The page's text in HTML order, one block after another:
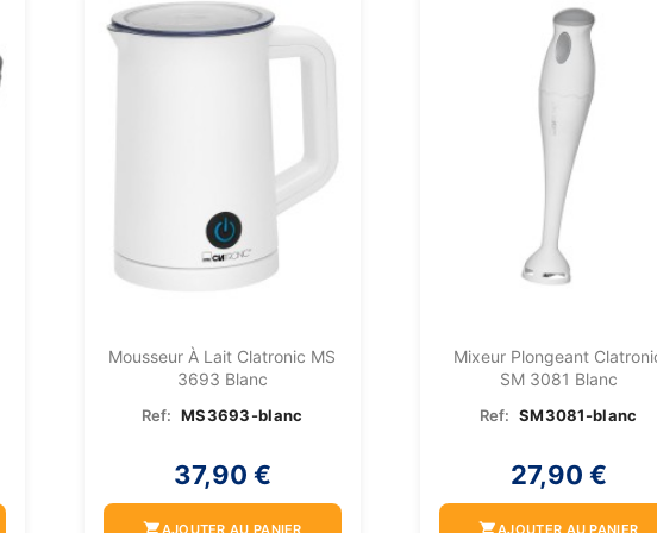
Mousseur À Lait Clatronic MS
3693 Blanc
Ref: MS3693-blanc
37,90 €
AJOUTER AU PANIER
Mixeur Plongeant
SM 3081 Blanc
Ref: SM3081-blanc
27,90 €
AJOUTER AU PANIER